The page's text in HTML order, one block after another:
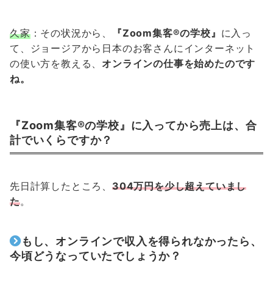
久家：その状況から、 『Zoom集客®の学校』 に入っ
て、ジョージアから日本のお客さんにインターネット
の使い方を教える、 オンラインの仕事を始めたのです
ね。
『Zoom集客®の学校』に入ってから売上は、合
計でいくらですか？
先日計算したところ、 304万円を少し超えていまし
た。
もし、オンラインで収入を得られなかったら、
今頃どうなっていたでしょうか？